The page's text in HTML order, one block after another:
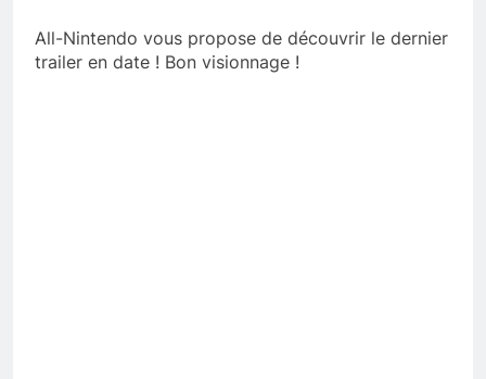
All-Nintendo vous propose de découvrir le dernier
trailer en date ! Bon visionnage !